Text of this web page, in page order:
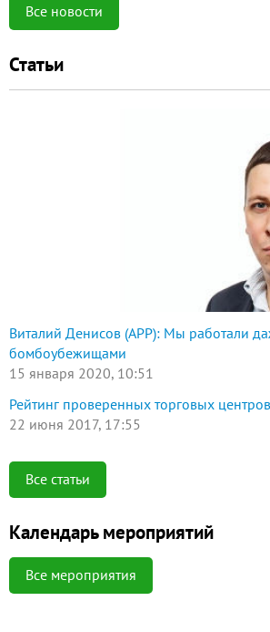
Все новости
Статьи
Виталий Денисов (АРР): Мы работали
бомбоубежищами
15 января 2020, 10:51
Рейтинг проверенных торговых центров
22 июня 2017, 17:55
Все статьи
Календарь мероприятий
Все мероприятия